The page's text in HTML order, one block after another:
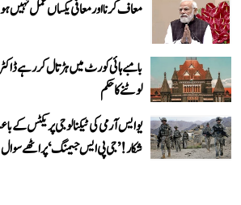
معاف کرنا اور معافی یکساں عمل نہیں
بامبے ہائی کورٹ میں ہڑتال کر رہے
لوٹنے کا حکم
یو ایس آرمی کی ٹیکنالوجی پریکٹس کے
شکار! ’جی پی ایس جیمنگ‘ پر اٹھے سوال